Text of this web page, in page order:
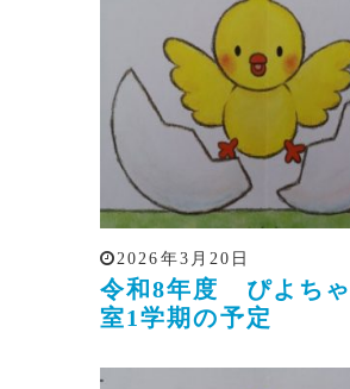
2026年3月20日
令和8年度 ぴよち
室1学期の予定